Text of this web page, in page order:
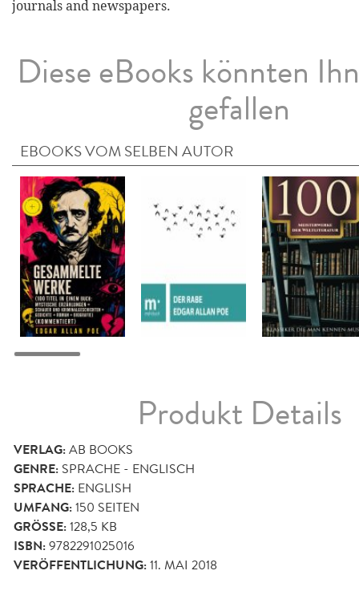
journals and newspapers.
Diese eBooks könnten
gefallen
EBOOKS VOM SELBEN AUTOR
Produkt Details
VERLAG:AB BOOKS
GENRE: SPRACHE - ENGLISCH
SPRACHE: ENGLISH
UMFANG:150 SEITEN
GRÖSSE: 128,5 KB
ISBN:9782291025016
VERÖFFENTLICHUNG:11. MAI 2018